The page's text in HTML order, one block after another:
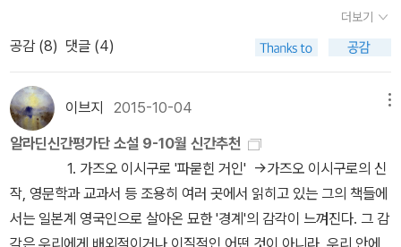
씌어 있는 바, <토파즈 커프스단추 미스터리>가 처음 읽을 수 있는
그런 류의 작품이다. 단편소설이라고는 하나 단편이라기보다 콩트
좀 면구한 느낌이 들어 그만두겠으나, 편편이 말 그대로 유머 또는 가
벼운 고소를 흘릴 수 있는 재미있는 작품이고, 가끔은 (역시 유머 코
드를 그대로 포함한 채)생각지도 않게 굵직하게 각 시대의 ‘웃긴 모
습’, 정치적이거나 사회적이거나 그것도 아니면 지역적으로 웃기고 있
는 장면을 포착하기에 이른다. 이 책은 생각날 때마다 한 편씩 읽어도
좋고, 나처럼 연이어 한 권을 몽땅 읽어도 괜찮겠다. 서양, 특히 미국
식 유머이기는 하지만 100년 전에 쓴 작품도 있어서 이젠 극동의 독
에게 공감하는 것이 당연하지 않을까? 산전수전을 겪으면서도 자존
심을 놓지 않는 주인공을 향해 '힘내라, 제인!' '다락방 미친년 따위 박
살내 버려!' '로체스터를 덮쳐(?) 버려!'라고 응원하지 않을까?포스트
콜로니얼리즘의 대표 작가인 나이지리아의 치누아 아체베는 조지프
콘라드의 소설에 등장한 아프리카에 대한 무지와 편견을 예리하게 비
판해서 공감을 얻었지만, 단순히 그런 왜곡된 인식만이 오늘날 고전
으로 손꼽히는 <암흑의 핵심>의 전부인 것까지는 아닐 듯하다.행간
읽기와 뒤집어 읽기도 작품을 바라보는 신선한 방법일 수는 있지만,
그렇다고 해서 유일하게 정확한 방법까지는 아닐 것이다. 책을 들여
d, sounded as romantic as squeals of hogs being butchere
d. When the noise had stopped, he would help Thurber on
de out, and a sharp-eyed Mrs.Thurber, who had put them
on correctly that morning, noticed the difference. The next
morning the artist accused him of having made the mistak
e on purpose. ˝Thurber was the rudest, meanist man I´ve e
ver seen,˝ Truman said. ˝He was terrifically hostile―maybe
because he was blind―and everybody hated him but that
one secretary he was going to bed with. She was the uglie
디오.캐나다 출신의 우주비행사, 크리스 햇필드가 우주 정거장에서
불러 화제가 되었던 노래이기도 하다. 가사를 조금 바꿔 부른다.데이
비드 보위의 이 노래는 영화 『월터의 상상은 현실이 된다』 사운드트
랙에 실렸다. 주인공 월터의 짝사랑 상대역을 맡은 크리스틴 위그가
부르는데, 보위가 재녹음을 해주었던 것으로 기억한다. 얼마 전 출간
된 『제임스 서버』 단편선에 실린 「월터 미티의 이중생활」을 각색한 영
화이기도 하며, 이 사운드트랙에 실린 모든 노래가 다 좋다. 『월터의
상상은 현실이 된다』 블루레이, 사운드트랙, 『제임스 서버』 단편선
「Space Oddity」의 'Major Tom' 은 월터를 가리킨다. 월터는 일상
더보기
공감 (8) 댓글 (4)
이브지 2015-10-04
알라딘신간평가단 소설 9-10월 신간추천
1. 가즈오 이시구로 '파묻힌 거인' ->가즈오 이시구로의 신
작, 영문학과 교과서 등 조용히 여러 곳에서 읽히고 있는 그의 책들에
서는 일본계 영국인으로 살아온 묘한 '경계'의 감각이 느껴진다. 그 감